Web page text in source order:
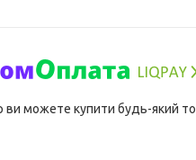
ви можете купити будь-який